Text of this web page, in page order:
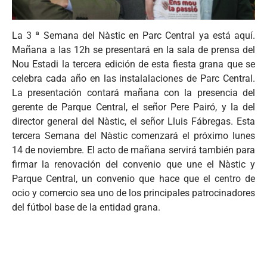
La 3 ª Semana del Nàstic en Parc Central ya está aquí.
Mañana a las 12h se presentará en la sala de prensa del
Nou Estadi la tercera edición de esta fiesta grana que se
celebra cada año en las instalalaciones de Parc Central.
La presentación contará mañana con la presencia del
gerente de Parque Central, el señor Pere Pairó, y la del
director general del Nàstic, el señor Lluis Fábregas. Esta
tercera Semana del Nàstic comenzará el próximo lunes
14 de noviembre. El acto de mañana servirá también para
firmar la renovación del convenio que une el Nàstic y
Parque Central, un convenio que hace que el centro de
ocio y comercio sea uno de los principales patrocinadores
del fútbol base de la entidad grana.